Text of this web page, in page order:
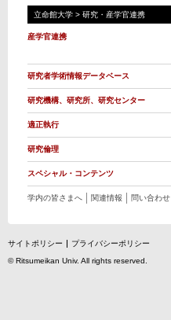
立命館大学 > 研究・産学官連携
産学官連携
研究者学術情報データベース
研究機構、研究所、研究センター
適正執行
研究倫理
スペシャル・コンテンツ
学内の皆さまへ 関連情報 問い合わせ
サイトポリシー
プライバシーポリシー
©Ritsumeikan Univ. All rights reserved.